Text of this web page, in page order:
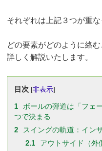
それぞれは上記３つが重な
どの要素がどのように絡
詳しく解説いたします。
目次 [非表示]
1
ボールの弾道は「フェ
つで決まる
2
スイングの軌道：イン
2.1
アウトサイド（外